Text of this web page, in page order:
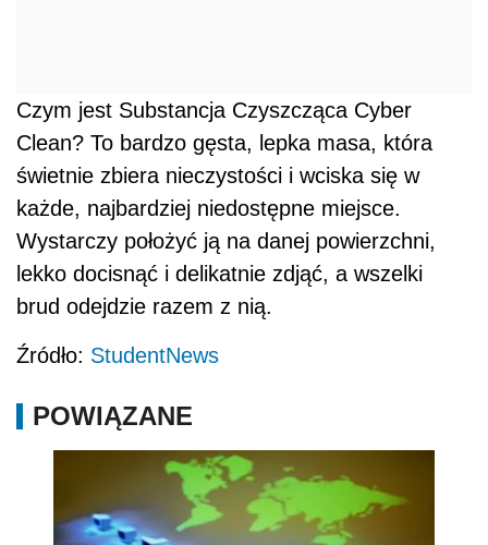
Czym jest Substancja Czyszcząca Cyber
Clean? To bardzo gęsta, lepka masa, która
świetnie zbiera nieczystości i wciska się w
każde, najbardziej niedostępne miejsce.
Wystarczy położyć ją na danej powierzchni,
lekko docisnąć i delikatnie zdjąć, a wszelki
brud odejdzie razem z nią.
Źródło: StudentNews
POWIĄZANE